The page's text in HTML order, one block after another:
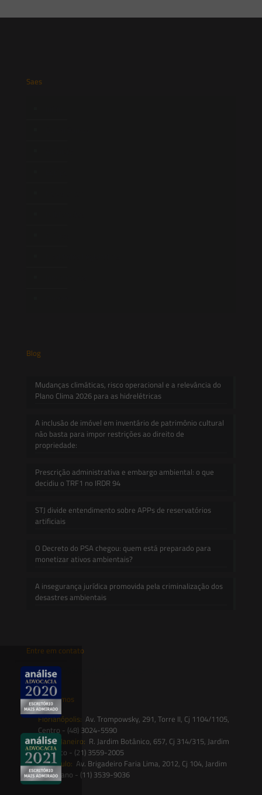
Saes
Blog
Mudanças climáticas, risco operacional e a relevância do
Plano Clima 2026 para as hidrelétricas
A inclusão de imóvel em inventário de patrimônio cultural
não basta para impor restrições ao direito de
propriedade:
Prescrição administrativa e embargo ambiental: o que
decidiu o TRF1 no IRDR 94
STJ divide entendimento sobre APPs de reservatórios
artificiais
O Decreto do PSA chegou: quem está preparado para
monetizar ativos ambientais?
A insegurança jurídica promovida pela criminalização dos
desastres ambientais
Entre em contato
contato@saesadvogados.com.br
Onde estamos
Florianópolis: Av. Trompowsky, 291, Torre II, Cj 1104/1105,
Centro - (48) 3024-5590
Rio de Janeiro: R. Jardim Botânico, 657, Cj 314/315, Jardim
Botânico - (21) 3559-2005
São Paulo: Av. Brigadeiro Faria Lima, 2012, Cj 104, Jardim
Paulistano - (11) 3539-9036